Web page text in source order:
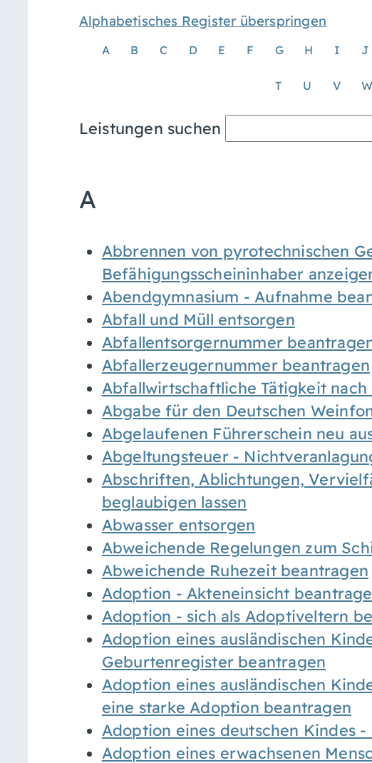
Alphabetisches Register überspringen
A B C D E F G H I J
T U V W
Leistungen suchen
A
Abbrennen von pyrotechnischen
Befähigungsscheininhaber
Abendgymnasium - Aufnahme
Abfall und Müll entsorgen
Abfallentsorgernummer
Abfallerzeugernummer beantragen
Abfallwirtschaftliche Tätigkeit
Abgabe für den Deutschen
Abgelaufenen Führerschein neu
Abgeltungsteuer -
Abschriften, Ablichtungen,
beglaubigen lassen
Abwasser entsorgen
Abweichende Regelungen zum
Abweichende Ruhezeit beantragen
Adoption - Akteneinsicht
Adoption - sich als Adoptiveltern
Adoption eines ausländischen
Geburtenregister beantragen
Adoption eines ausländischen
eine starke Adoption beantragen
Adoption eines deutschen Kindes
Adoption eines erwachsenen